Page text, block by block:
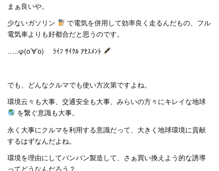
まぁ良いや。
少ないガソリン
で電気を併用して効率良く走るんだもの、フル
電気車よりも好都合だと思うのです。
…..φ(o’∀’o) ﾗｲﾌ ｻｲｸﾙ ｱｾｽﾒﾝﾄ
でも、どんなクルマでも使い方次第ですよね。
環境云々も大事、交通安全も大事、みらいの方々にキレイな地球
を繋ぐ意識も大事。
永く大事にクルマを利用する意識だって、大きく地球環境に貢献
するはずなんだよね。
環境を理由にしてバンバン製造して、さぁ買い換えよう的な誘導
ってどうなんだろう？